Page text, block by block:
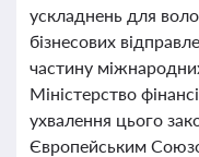
ускладнень для
бізнесових
частину
Міністерство
ухвалення цього
Європейським